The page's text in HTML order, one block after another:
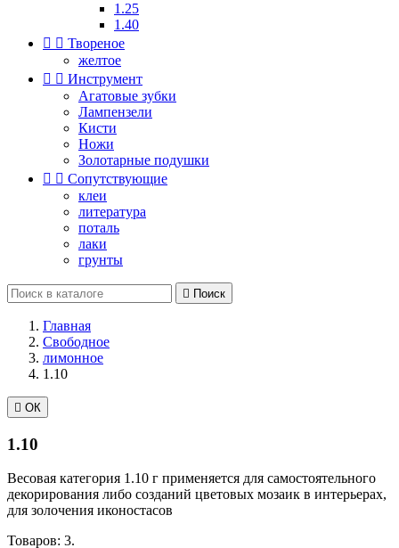
1.25
1.40
  Твореное
желтое
  Инструмент
Агатовые зубки
Лампензели
Кисти
Ножи
Золотарные подушки
  Сопутствующие
клеи
литература
поталь
лаки
грунты
 Поиск
Главная
Свободное
лимонное
1.10
 ОК
1.10
Весовая категория 1.10 г применяется для самостоятельного
декорирования либо созданий цветовых мозаик в интерьерах,
для золочения иконостасов
Товаров: 3.